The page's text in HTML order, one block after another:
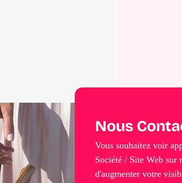
Nous
Vous souhaitez voir
Société / Site Web sur
d'augmenter votre